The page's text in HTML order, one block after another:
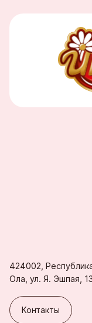
424002,
Ола, ул. Я. Эшпая,
Контакты